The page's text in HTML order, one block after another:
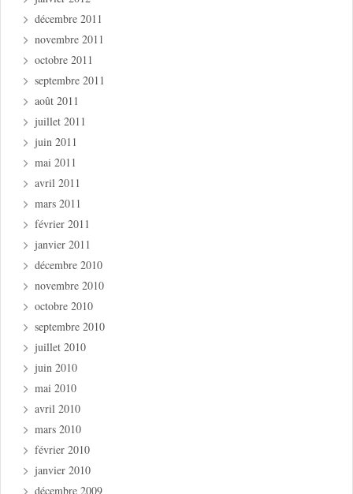
décembre 2011
novembre 2011
octobre 2011
septembre 2011
août 2011
juillet 2011
juin 2011
mai 2011
avril 2011
mars 2011
février 2011
janvier 2011
décembre 2010
novembre 2010
octobre 2010
septembre 2010
juillet 2010
juin 2010
mai 2010
avril 2010
mars 2010
février 2010
janvier 2010
décembre 2009